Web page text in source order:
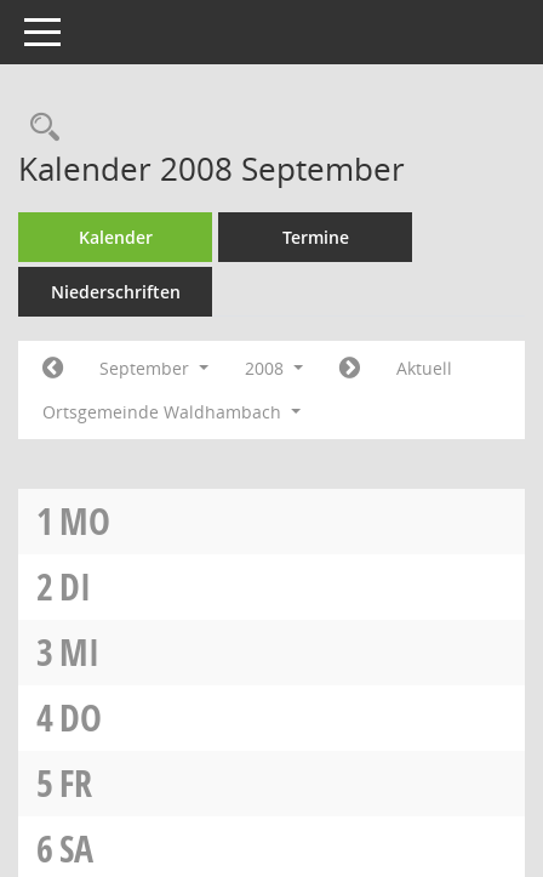
Toggle navigation
Rechercheauswahl
Kalender 2008 September
Kalender Termine
Niederschriften
September 2008
Aktuell
Ortsgemeinde Waldhambach
1 MO
2DI
3MI
4DO
5FR
6SA